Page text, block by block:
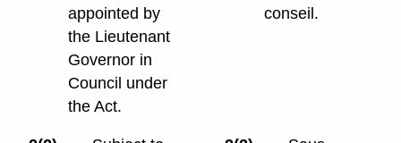
appointed by
the Lieutenant
Governor in
Council under
the Act.
conseil.